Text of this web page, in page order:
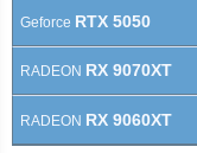
Geforce RTX 5050
RADEON RX 9070XT
RADEON RX 9060XT